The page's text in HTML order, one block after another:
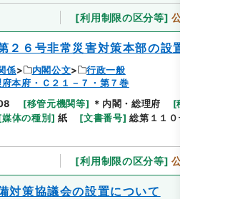
[利用制限の区分等] 公開
２６号非常災害対策本部の設置について
係 内閣公文
行政一般
本府・Ｃ２１－７・第７巻
[移管元機関等] ＊内閣・総理府 [移管等年度
媒体の種別 ] 紙 [文書番号] 総第１１０号
[利用制限の区分等] 公開
対策協議会の設置について